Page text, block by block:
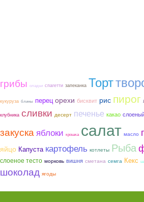
грибы оладьи спагетти запеканка Торт
кукуруза блины перец орехи бисквит рис пирог
клубника сливки десерт печенье какао
закуска яблоки крошка салат масло
яйцо Капуста картофель котлеты Рыба
слоеное тесто морковь вишня сметана семга Кекс
шоколад ягоды